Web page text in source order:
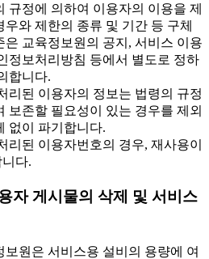
규정에 의하여 이용자의 이용을 제
우와 제한의 종류 및 기간 등 구체
은 교육정보원의 공지, 서비스 이용
정보처리방침 등에서 별도로 정하
합니다.
리된 이용자의 정보는 법령의 규정
보존할 필요성이 있는 경우를 제외
없이 파기합니다.
리된 이용자번호의 경우, 재사용이
다.
자 게시물의 삭제 및 서비스
원은 서비스용 설비의 용량에 여